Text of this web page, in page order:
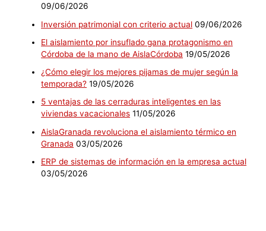
09/06/2026
Inversión patrimonial con criterio actual 09/06/2026
El aislamiento por insuflado gana protagonismo en
Córdoba de la mano de AislaCórdoba 19/05/2026
¿Cómo elegir los mejores pijamas de mujer según la
temporada? 19/05/2026
5 ventajas de las cerraduras inteligentes en las
viviendas vacacionales 11/05/2026
AislaGranada revoluciona el aislamiento térmico en
Granada 03/05/2026
ERP de sistemas de información en la empresa actual
03/05/2026